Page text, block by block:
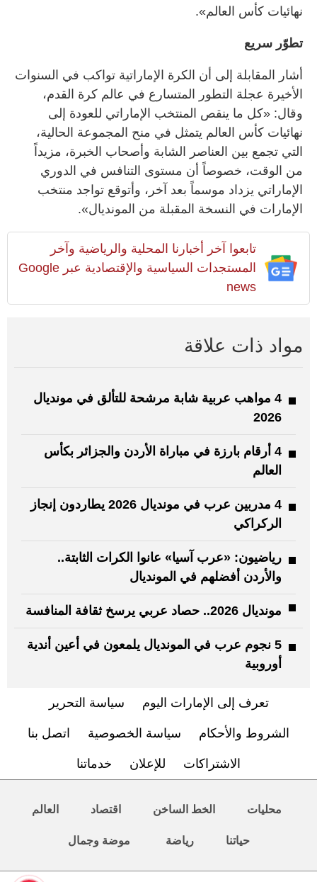
نهائيات كأس العالم».
تطوّر سريع
أشار المقابلة إلى أن الكرة الإماراتية تواكب في السنوات
الأخيرة عجلة التطور المتسارع في عالم كرة القدم،
وقال: «كل ما ينقص المنتخب الإماراتي للعودة إلى
نهائيات كأس العالم يتمثل في منح المجموعة الحالية،
التي تجمع بين العناصر الشابة وأصحاب الخبرة، مزيداً
من الوقت، خصوصاً أن مستوى التنافس في الدوري
الإماراتي يزداد موسماً بعد آخر، وأتوقع تواجد منتخب
الإمارات في النسخة المقبلة من المونديال».
تابعوا آخر أخبارنا المحلية والرياضية وآخر
المستجدات السياسية والإقتصادية عبر Google
news
مواد ذات علاقة
4 مواهب عربية شابة مرشحة للتألق في مونديال
2026
4 أرقام بارزة في مباراة الأردن والجزائر بكأس
العالم
4 مدربين عرب في مونديال 2026 يطاردون إنجاز
الركراكي
رياضيون: «عرب آسيا» عانوا الكرات الثابتة..
والأردن أفضلهم في المونديال
مونديال 2026.. حصاد عربي يرسخ ثقافة المنافسة
5 نجوم عرب في المونديال يلمعون في أعين أندية
أوروبية
تعرف إلى الإمارات اليوم سياسة التحرير
الشروط والأحكام سياسة الخصوصية اتصل بنا
الاشتراكات للإعلان خدماتنا
محليات الخط الساخن اقتصاد العالم
حياتنا رياضة موضة وجمال